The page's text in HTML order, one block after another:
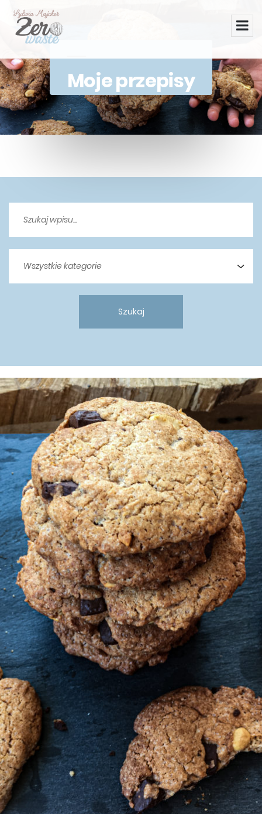
Moje przepisy
Szukaj